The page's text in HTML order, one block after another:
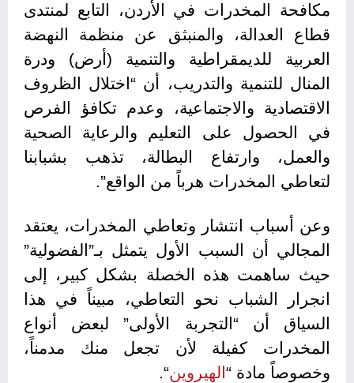
مكافحة المخدرات في الأردن، التابع لمنتدى
قطاع العدالة، والمنبثق عن منظمة النهضة
العربية للديمقراطية والتنمية (أرض) ودرة
المنال للتنمية والتدريب، أن “اختلال الظروف
الاقتصادية والاجتماعية، وعدم تكافؤ الفرص
في الحصول على التعليم والرعاية الصحية
والعمل، وارتفاع البطالة، تذهب بشبابنا
لتعاطي المخدرات هرباً من الواقع”.
وعن أسباب انتشار وتعاطي المخدرات، يعتقد
المجالي أن السبب الأول يتمثل بـ”الفضولية”
حيث ساهمت هذه الخصلة بشكل كبير، إلى
انجرار الشباب نحو التعاطي، مبيناً في هذا
السياق أن “التجربة الأولى” لبعض أنواع
المخدرات كفيلة لأن تجعل منك مدمناً،
وخصوصاً مادة “ الهيروين“.